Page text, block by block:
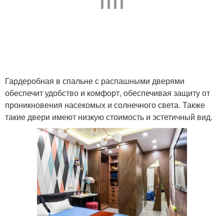
Гардеробная в спальне с распашными дверями
обеспечит удобство и комфорт, обеспечивая защиту от
проникновения насекомых и солнечного света. Также
такие двери имеют низкую стоимость и эстетичный вид.